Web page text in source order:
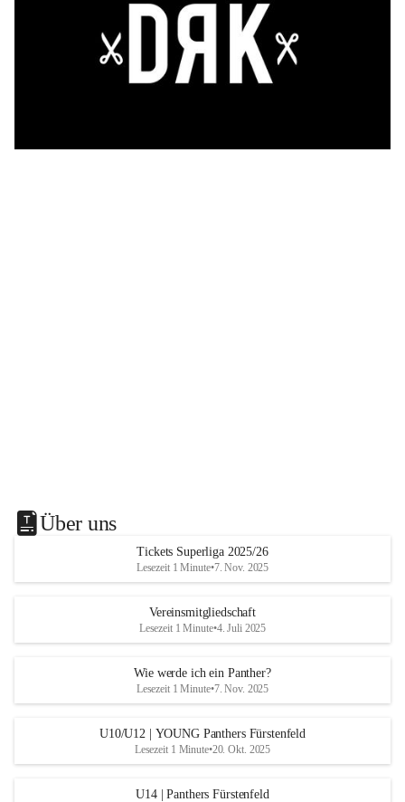
Über uns
Tickets Superliga 2025/26
Lesezeit 1 Minute•7. Nov. 2025
Vereinsmitgliedschaft
Lesezeit 1 Minute•4. Juli 2025
Wie werde ich ein Panther?
Lesezeit 1 Minute•7. Nov. 2025
U10/U12 | YOUNG Panthers Fürstenfeld
Lesezeit 1 Minute•20. Okt. 2025
U14 | Panthers Fürstenfeld